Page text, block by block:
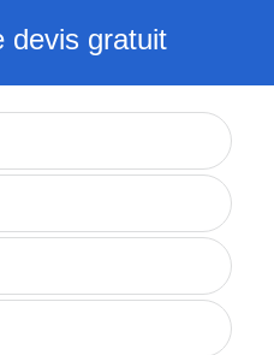
devis gratuit